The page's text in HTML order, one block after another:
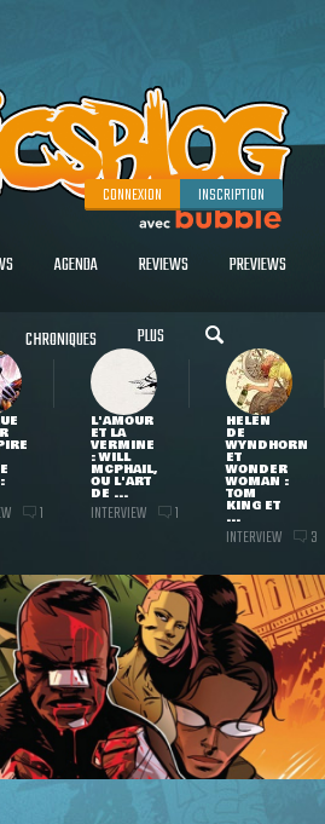
CONNEXION INSCRIPTION
AGENDA REVIEWS PREVIEWS
CHRONIQUES PLUS
1
L'AMOUR
ET LA
VERMINE
: WILL
MCPHAIL,
OU L'ART
DE ...
INTERVIEW 1
HELEN
DE
WYNDHORN
ET
WONDER
WOMAN :
TOM
KING ET
...
INTERVIEW 3